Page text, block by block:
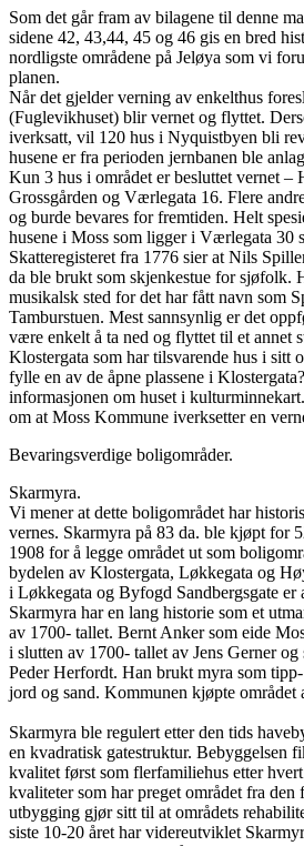
Som det går fram av bilagene til denne
sidene 42, 43,44, 45 og 46 gis en bred
nordligste områdene på Jeløya som vi
planen.
Når det gjelder verning av enkelthus
(Fuglevikhuset) blir vernet og flyttet.
iverksatt, vil 120 hus i Nyquistbyen bli
husene er fra perioden jernbanen ble
Kun 3 hus i området er besluttet vernet –
Grossgården og Værlegata 16. Flere
og burde bevares for fremtiden. Helt
husene i Moss som ligger i Værlegata 30
Skatteregisteret fra 1776 sier at Nils
da ble brukt som skjenkestue for sjøfolk.
musikalsk sted for det har fått navn som
Tamburstuen. Mest sannsynlig er det
være enkelt å ta ned og flyttet til et annet
Klostergata som har tilsvarende hus i sitt
fylle en av de åpne plassene i
informasjonen om huset i
om at Moss Kommune iverksetter en
Bevaringsverdige boligområder.
Skarmyra.
Vi mener at dette boligområdet har
vernes. Skarmyra på 83 da. ble kjøpt for
1908 for å legge området ut som
bydelen av Klostergata, Løkkegata og
i Løkkegata og Byfogd Sandbergsgate er
Skarmyra har en lang historie som et
av 1700- tallet. Bernt Anker som eide
i slutten av 1700- tallet av Jens Gerner
Peder Herfordt. Han brukt myra som
jord og sand. Kommunen kjøpte området
Skarmyra ble regulert etter den tids
en kvadratisk gatestruktur. Bebyggelsen
kvalitet først som flerfamiliehus etter
kvaliteter som har preget området fra den
utbygging gjør sitt til at områdets
siste 10-20 året har videreutviklet